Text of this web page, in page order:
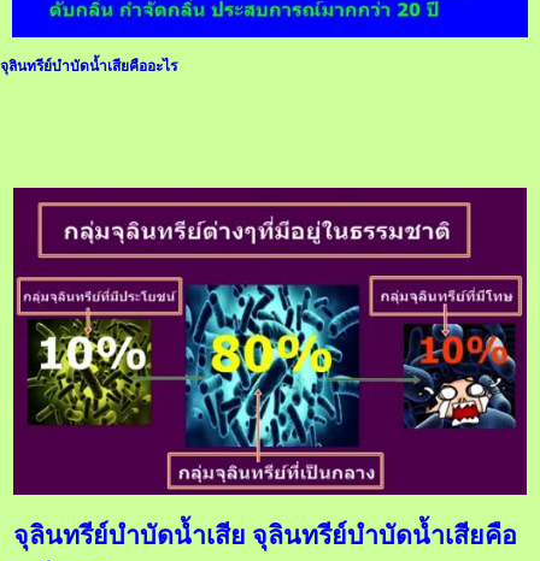
จุลินทรีย์บำบัดน้ำเสียคืออะไร
จุลินทรีย์บำบัดน้ำเสีย จุลินทรีย์บำบัดน้ำเสียคือ